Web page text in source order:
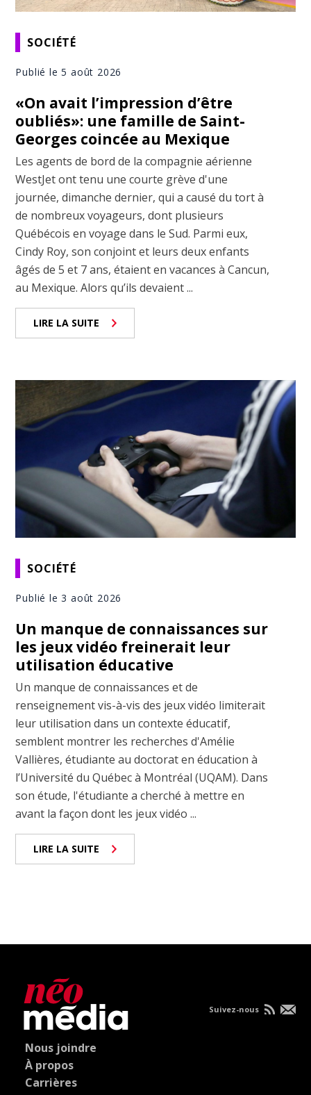
SOCIÉTÉ
Publié le 5 août 2026
«On avait l’impression d’être
oubliés»: une famille de Saint-
Georges coincée au Mexique
Les agents de bord de la compagnie aérienne
WestJet ont tenu une courte grève d'une
journée, dimanche dernier, qui a causé du tort à
de nombreux voyageurs, dont plusieurs
Québécois en voyage dans le Sud. Parmi eux,
Cindy Roy, son conjoint et leurs deux enfants
âgés de 5 et 7 ans, étaient en vacances à Cancun,
au Mexique. Alors qu’ils devaient ...
LIRE LA SUITE
SOCIÉTÉ
Publié le 3 août 2026
Un manque de connaissances sur
les jeux vidéo freinerait leur
utilisation éducative
Un manque de connaissances et de
renseignement vis-à-vis des jeux vidéo limiterait
leur utilisation dans un contexte éducatif,
semblent montrer les recherches d'Amélie
Vallières, étudiante au doctorat en éducation à
l’Université du Québec à Montréal (UQAM). Dans
son étude, l'étudiante a cherché à mettre en
avant la façon dont les jeux vidéo ...
LIRE LA SUITE
Nous joindre
À propos
Carrières
Suivez-nous